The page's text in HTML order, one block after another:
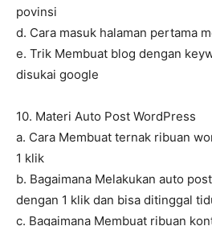
povinsi
d. Cara masuk halaman pertama
e. Trik Membuat blog dengan
disukai google
10. Materi Auto Post WordPress
a. Cara Membuat ternak ribuan
1 klik
b. Bagaimana Melakukan auto
dengan 1 klik dan bisa ditinggal
c. Bagaimana Membuat ribuan